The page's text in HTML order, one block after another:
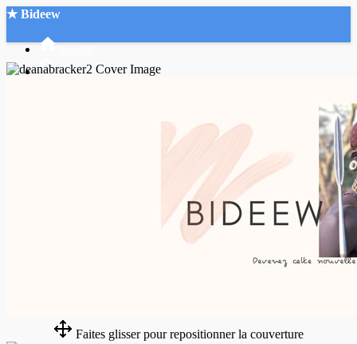
★ Bideew
Faites glisser pour repositionner la couverture